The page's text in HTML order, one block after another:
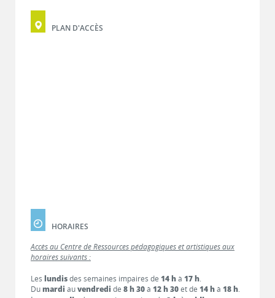
PLAN D'ACCÈS
HORAIRES
Accès au Centre de Ressources pédagogiques et artistiques aux
horaires suivants :
Les lundisdes semaines impaires de 14 hà 17 h.
Dumardi auvendredi de 8 h 30à 12 h 30et de 14 hà 18 h.